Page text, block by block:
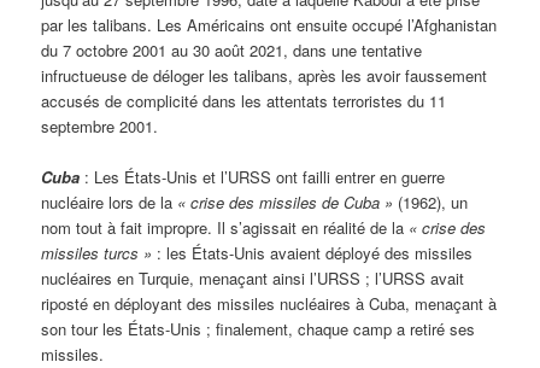
par les talibans. Les Américains ont ensuite occupé l’Afghanistan
du 7 octobre 2001 au 30 août 2021, dans une tentative
infructueuse de déloger les talibans, après les avoir faussement
accusés de complicité dans les attentats terroristes du 11
septembre 2001.
Cuba : Les États-Unis et l’URSS ont failli entrer en guerre
nucléaire lors de la « crise des missiles de Cuba » (1962), un
nom tout à fait impropre. Il s’agissait en réalité de la « crise des
missiles turcs » : les États-Unis avaient déployé des missiles
nucléaires en Turquie, menaçant ainsi l’URSS ; l’URSS avait
riposté en déployant des missiles nucléaires à Cuba, menaçant à
son tour les États-Unis ; finalement, chaque camp a retiré ses
missiles.